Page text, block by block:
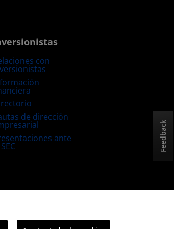
Feedback
con
de dirección
ante